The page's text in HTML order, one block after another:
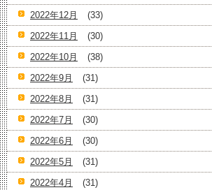
2022年12月
(33)
2022年11月
(30)
2022年10月
(38)
2022年9月
(31)
2022年8月
(31)
2022年7月
(30)
2022年6月
(30)
2022年5月
(31)
2022年4月
(31)